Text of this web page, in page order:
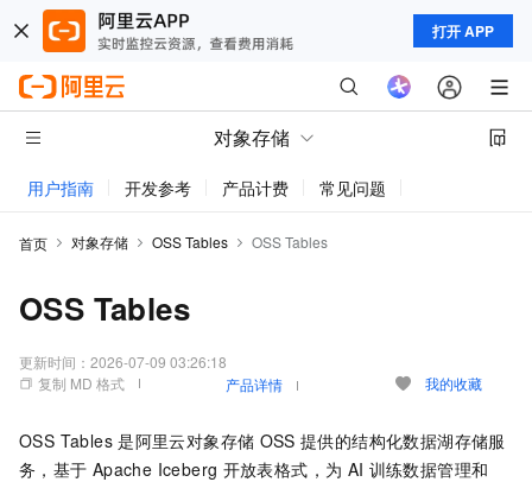
打开 APP
对象存储
用户指南 开发参考 产品计费 常见问题
首页 对象存储 OSS Tables OSS Tables
OSS Tables
更新时间： 2026-07-09 03:26:18
复制 MD 格式
产品详情 我的收藏
OSS Tables 是阿里云对象存储 OSS 提供的结构化数据湖存储服
务，基于 Apache Iceberg 开放表格式，为 AI 训练数据管理和